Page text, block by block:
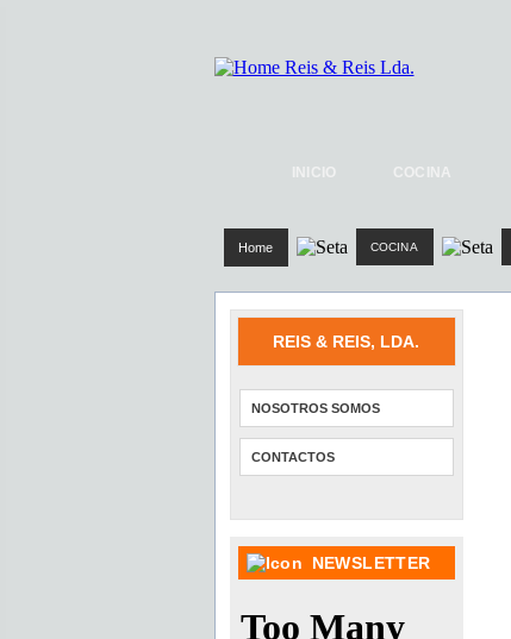
INICIO COCINA
Home COCINA
REIS & REIS, LDA.
NOSOTROS SOMOS
CONTACTOS
NEWSLETTER